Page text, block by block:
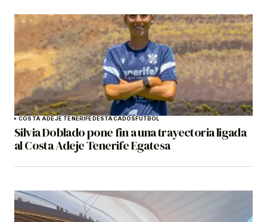
COSTA ADEJE TENERIFEDESTACADOSFÚTBOL
Silvia Doblado pone fin a una trayectoria ligada
al Costa Adeje Tenerife Egatesa